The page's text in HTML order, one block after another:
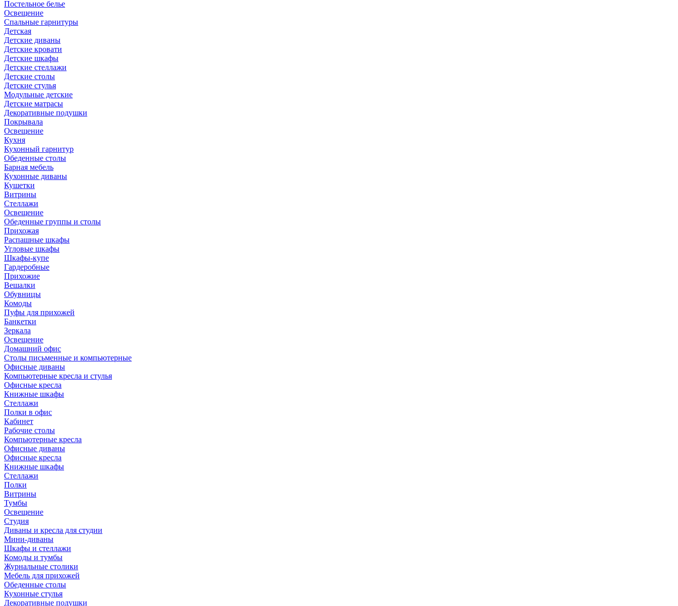
Постельное белье
Освещение
Спальные гарнитуры
Детская
Детские диваны
Детские кровати
Детские шкафы
Детские стеллажи
Детские столы
Детские стулья
Модульные детские
Детские матрасы
Декоративные подушки
Покрывала
Освещение
Кухня
Кухонный гарнитур
Обеденные столы
Барная мебель
Кухонные диваны
Кушетки
Витрины
Стеллажи
Освещение
Обеденные группы и столы
Прихожая
Распашные шкафы
Угловые шкафы
Шкафы-купе
Гардеробные
Прихожие
Вешалки
Обувницы
Комоды
Пуфы для прихожей
Банкетки
Зеркала
Освещение
Домашний офис
Столы письменные и компьютерные
Офисные диваны
Компьютерные кресла и стулья
Офисные кресла
Книжные шкафы
Стеллажи
Полки в офис
Кабинет
Рабочие столы
Компьютерные кресла
Офисные диваны
Офисные кресла
Книжные шкафы
Стеллажи
Полки
Витрины
Тумбы
Освещение
Студия
Диваны и кресла для студии
Мини-диваны
Шкафы и стеллажи
Комоды и тумбы
Журнальные столики
Мебель для прихожей
Обеденные столы
Кухонные стулья
Декоративные подушки